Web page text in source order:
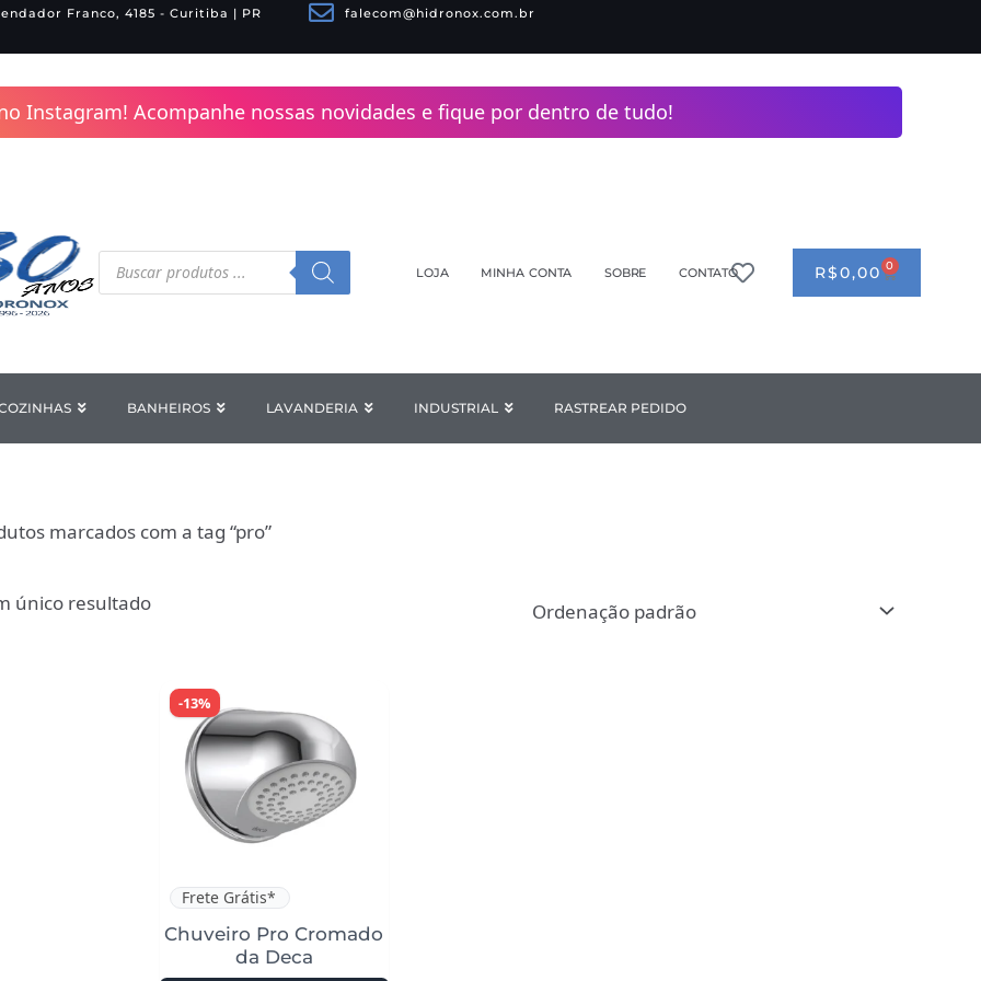
Franco, 4185 - Curitiba | PR falecom@hidronox.com.br
Instagram! Acompanhe nossas novidades e fique por dentro de tudo!
Pesquisar
produtos LOJA MINHA CONTA SOBRE CONTATO R$0,00 0 CART
Open COZINHAS
BANHEIROS Open BANHEIROS
LAVANDERIA Open LAVANDERIA
INDUSTRIAL Open INDUSTRIAL
RASTREAR PEDIDO
marcados com a tag “pro”
único resultado
-13%
Frete Grátis*
Chuveiro Pro Cromado
da Deca